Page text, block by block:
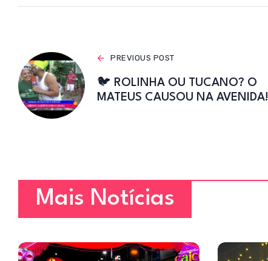
PREVIOUS POST
🐦 ROLINHA OU TUCANO? O
MATEUS CAUSOU NA AVENIDA!
Mais Notícias